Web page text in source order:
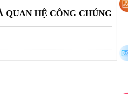
QUAN HỆ CÔNG CHÚNG